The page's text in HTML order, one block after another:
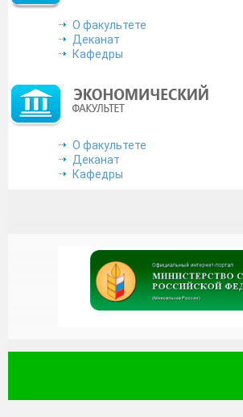
О факультете
Деканат
Кафедры
О факультете
Деканат
Кафедры